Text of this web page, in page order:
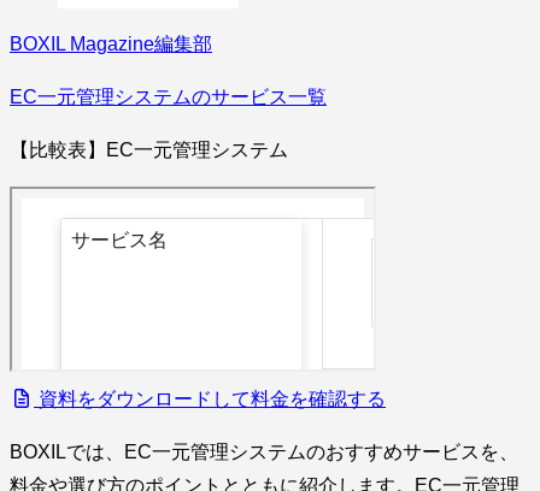
BOXIL Magazine編集部
EC一元管理システムのサービス一覧
【比較表】EC一元管理システム
資料をダウンロードして料金を確認する
BOXILでは、EC一元管理システムのおすすめサービスを、
料金や選び方のポイントとともに紹介します。EC一元管理